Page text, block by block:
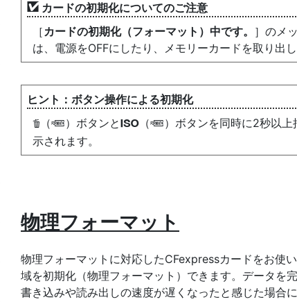
カードの初期化についてのご注意
［カードの初期化（フォーマット）中です。 ］のメ
は、電源をOFFにしたり、メモリーカードを取り出
ボタン操作による初期化
O （Q）ボタンと S （Q）ボタンを同時に2秒以
示されます。
物理フォーマット
物理フォーマットに対応したCFexpressカードをお使
域を初期化（物理フォーマット）できます。データを
書き込みや読み出しの速度が遅くなったと感じた場合